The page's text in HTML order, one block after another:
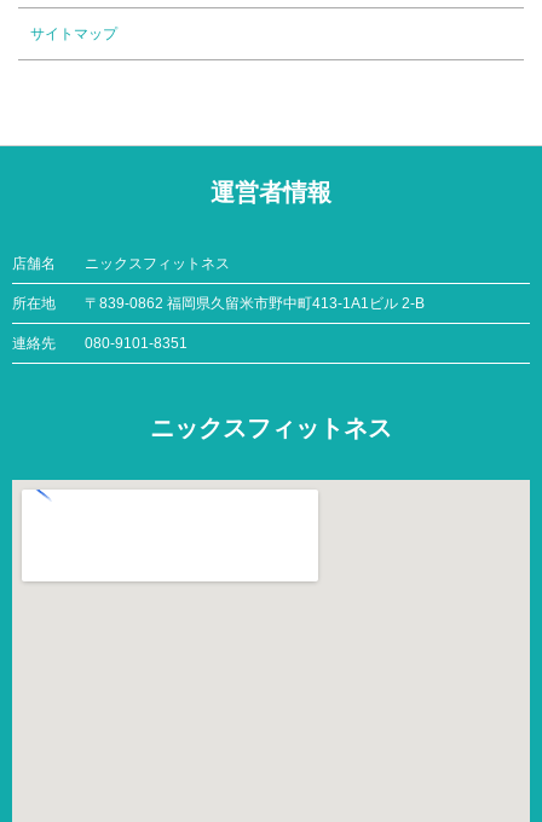
サイトマップ
運営者情報
店舗名 ニックスフィットネス
所在地 〒839-0862 福岡県久留米市野中町413-1A1ビル 2-B
連絡先 080-9101-8351
ニックスフィットネス